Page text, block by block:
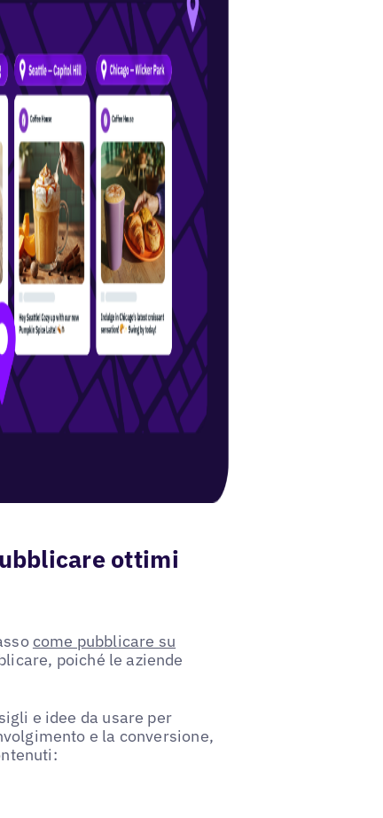
ottimi
come pubblicare su
poiché le aziende
e idee da usare per
e la conversione,